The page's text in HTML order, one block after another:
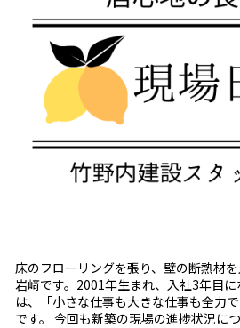
床のフローリングを張り、壁の断熱材
岩﨑です。2001年生まれ、入社3年目
は、「小さな仕事も大きな仕事も全力
です。 今回も新築の現場の進捗状況に